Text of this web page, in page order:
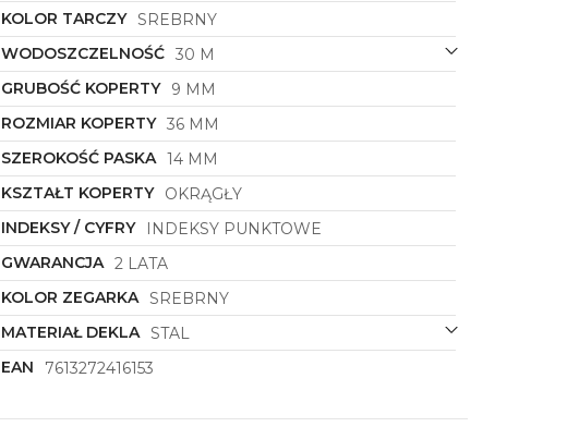
KOLOR TARCZY SREBRNY
WODOSZCZELNOŚĆ 30 M
GRUBOŚĆ KOPERTY
9 MM
ROZMIAR KOPERTY 36 MM
SZEROKOŚĆ PASKA 14 MM
KSZTAŁT KOPERTY
OKRĄGŁY
INDEKSY / CYFRY
INDEKSY PUNKTOWE
GWARANCJA 2 LATA
KOLOR ZEGARKA SREBRNY
MATERIAŁ DEKLA STAL
EAN
7613272416153